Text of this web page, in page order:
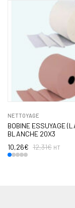
NETTOYAGE
BOBINE ESSUYAGE
BLANCHE 20X3
12,31€
10,26€ HT